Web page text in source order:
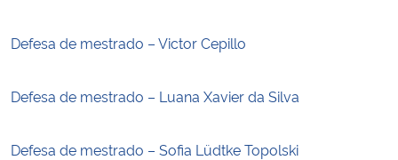
Defesa de mestrado – Victor Cepillo
Defesa de mestrado – Luana Xavier da Silva
Defesa de mestrado – Sofia Lüdtke Topolski